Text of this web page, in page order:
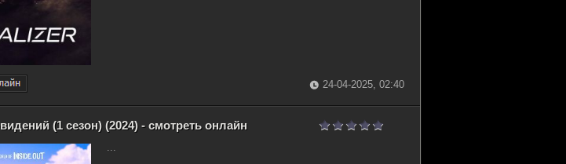
24-04-2025, 02:40
(1 сезон) (2024) - смотреть онлайн
...